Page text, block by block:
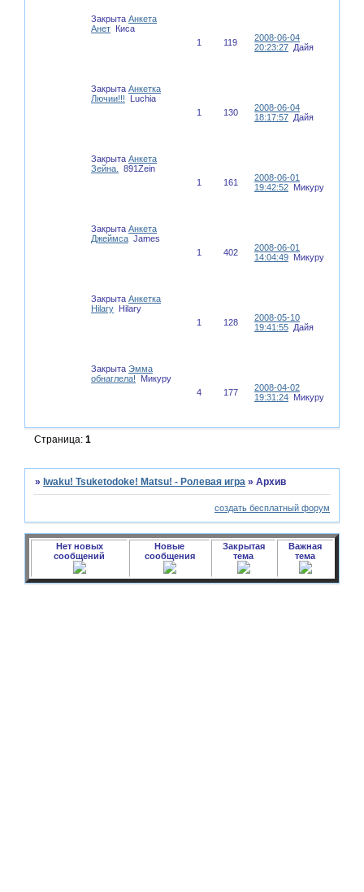
Закрыта Анкета
Анет Киса
1
119
2008-06-04
20:23:27 Дайя
Закрыта Анкетка
Лючии!!!
Luchia
1
130
2008-06-04
18:17:57 Дайя
Закрыта Анкета
Зейна.
891Zein
1
161
2008-06-01
19:42:52 Микуру
Закрыта Анкета
Джеймса James
1
402
2008-06-01
14:04:49 Микуру
Закрыта Анкетка
Hilary Hilary
1
128
2008-05-10
19:41:55 Дайя
Закрыта Эмма
обнаглела!
Микуру
4
177
2008-04-02
19:31:24 Микуру
Страница:1
» Iwaku! Tsuketodoke! Matsu! - Ролевая игра »Архив
создать бесплатный форум
Нет новых
сообщений
Новые
сообщения
Закрытая
тема
Важная
тема